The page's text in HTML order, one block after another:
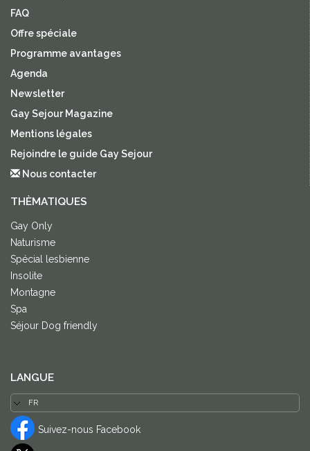
FAQ
Offre spéciale
Programme avantages
Agenda
Newsletter
Gay Sejour Magazine
Mentions légales
Rejoindre le guide Gay Sejour
Nous contacter
THÈMATIQUES
Gay Only
Naturisme
Spécial lesbienne
Insolite
Montagne
Spa
Séjour Dog friendly
LANGUE
Suivez-nous Facebook